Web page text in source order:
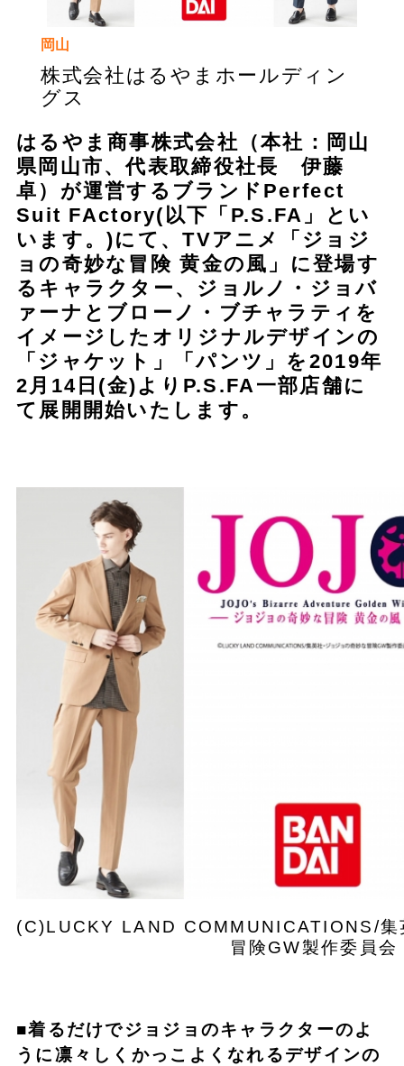
岡山
株式会社はるやまホールディン
グス
はるやま商事株式会社（本社：岡山
県岡山市、代表取締役社長 伊藤
卓）が運営するブランドPerfect
Suit FActory(以下「P.S.FA」とい
います。)にて、TVアニメ「ジョジ
ョの奇妙な冒険 黄金の風」に登場す
るキャラクター、ジョルノ・ジョバ
ァーナとブローノ・ブチャラティを
イメージしたオリジナルデザインの
「ジャケット」「パンツ」を2019年
2月14日(金)よりP.S.FA一部店舗に
て展開開始いたします。
(C)LUCKY LAND COMMUNICATIONS/集
冒険GW製作委員会
■着るだけでジョジョのキャラクターのよ
うに凛々しくかっこよくなれるデザインの